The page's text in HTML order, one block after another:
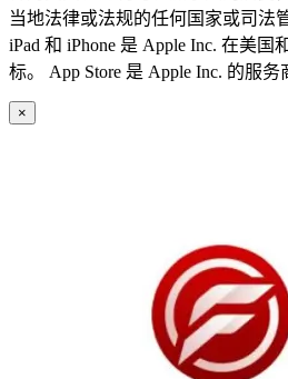
当地法律或法规的任何国家或司法
iPad 和 iPhone 是 Apple Inc. 在美
标。 App Store 是 Apple Inc. 的服务
×